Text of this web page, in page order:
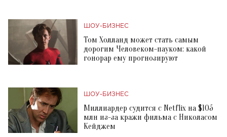
ШОУ-БИЗНЕС
Том Холланд может стать самым
дорогим Человеком-пауком: какой
гонорар ему прогнозируют
ШОУ-БИЗНЕС
Миллиардер судится с Netflix на $105
млн из-за кражи фильма с Николасом
Кейджем